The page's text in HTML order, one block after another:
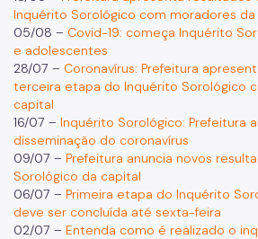
Inquérito Sorológico com moradores
05/08 – Covid-19: começa Inquérito
e adolescentes
28/07 – Coronavírus: Prefeitura
terceira etapa do Inquérito Sorológico
capital
16/07 – Inquérito Sorológico: Prefeitura
disseminação do coronavírus
09/07 – Prefeitura anuncia novos
Sorológico da capital
06/07 – Primeira etapa do Inquérito
deve ser concluída até sexta-feira
02/07 – Entenda como é realizado o